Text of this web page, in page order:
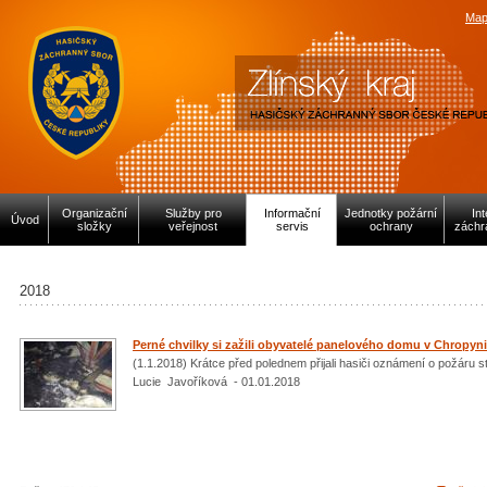
Úvod
Organizační
složky
Služby pro
veřejnost
Informační
servis
Jednotky požární
ochrany
2018
Perné chvilky si zažili obyvatelé panelového domu v Chropyni
(1.1.2018) Krátce před polednem přijali hasiči oznámení o
Lucie Javoříková - 01.01.2018